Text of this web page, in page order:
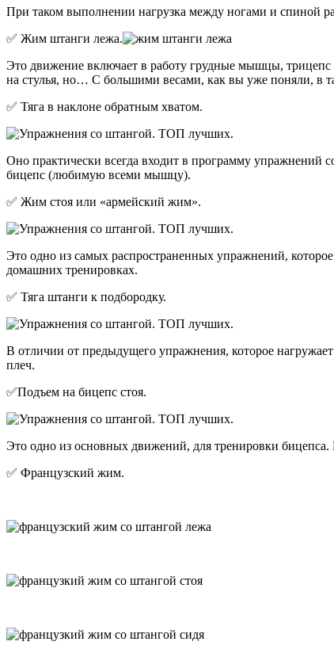
При таком выполнении нагрузка между ногами и спиной
✅ Жим штанги лежа.
Это движение включает в работу грудные мышцы,
на стулья, но… С большими весами, как вы уже поняли, в
✅ Тяга в наклоне обратным хватом.
Оно практически всегда входит в программу упражнений
бицепс (любимую всеми мышцу).
✅ Жим стоя или «армейский жим».
Это одно из самых распространенных упражнений,
домашних тренировках.
✅ Тяга штанги к подбородку.
В отличии от предыдущего упражнения, которое
плеч.
✅Подъем на бицепс стоя.
Это одно из основных движений, для тренировки
✅ Французский жим.